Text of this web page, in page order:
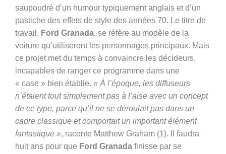
saupoudré d’un humour typiquement anglais et d’un
pastiche des effets de style des années 70. Le titre de
travail, Ford Granada, se réfère au modèle de la
voiture qu’utiliseront les personnages principaux. Mais
ce projet met du temps à convaincre les décideurs,
incapables de ranger ce programme dans une
« case » bien établie. « À l’époque, les diffuseurs
n’étaient tout simplement pas à l’aise avec un concept
de ce type, parce qu’il ne se déroulait pas dans un
cadre classique et comportait un important élément
fantastique », raconte Matthew Graham (1). Il faudra
huit ans pour que Ford Granada finisse par se